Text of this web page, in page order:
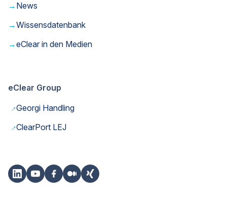
→ News
→Wissensdatenbank
→eClear in den Medien
eClear Group
→Georgi Handling
→ClearPort LEJ